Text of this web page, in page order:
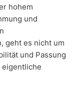
hohem
und
geht es nicht um
und Passung
eigentliche